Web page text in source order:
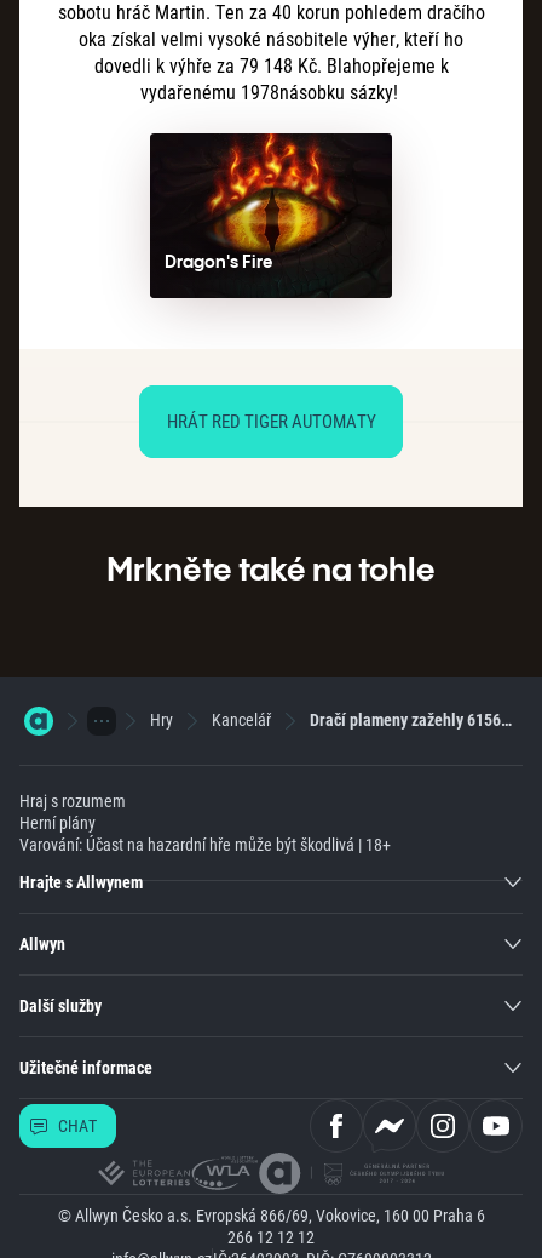
sobotu hráč Martin. Ten za 40 korun pohledem dračího
oka získal velmi vysoké násobitele výher, kteří ho
dovedli k výhře za 79 148 Kč. Blahopřejeme k
vydařenému 1978násobku sázky!
Dragon's Fire
HRÁT RED TIGER AUTOMATY
Mrkněte také na tohle
Hry Kancelář Dračí plameny zažehly 6156násobek sázky
Hraj s rozumem
Herní plány
Varování: Účast na hazardní hře může být škodlivá | 18+
Hrajte s Allwynem
Allwyn
Další služby
Užitečné informace
CHAT
© Allwyn Česko a.s. Evropská 866/69, Vokovice, 160 00 Praha 6
266 12 12 12